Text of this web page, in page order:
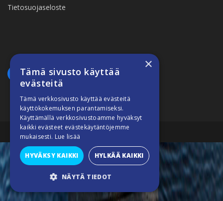
Tietosuojaseloste
Suomiveneilee © 2026
×
Tämä sivusto käyttää
evästeitä
Tämä verkkosivusto käyttää evästeitä
käyttökokemuksen parantamiseksi.
Käyttämällä verkkosivustoamme hyväksyt
kaikki evästeet evästekäytäntöjemme
mukaisesti. Lue lisää
HYVÄKSY KAIKKI HYLKÄÄ KAIKKI
NÄYTÄ TIEDOT
SUORITUSKYVYLLISET